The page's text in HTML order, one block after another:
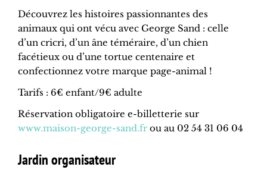
Découvrez les histoires passionnantes des
animaux qui ont vécu avec George Sand : celle
d’un cricri, d’un âne téméraire, d’un chien
facétieux ou d’une tortue centenaire et
confectionnez votre marque page-animal !
Tarifs : 6€ enfant/9€ adulte
Réservation obligatoire e-billetterie sur
www.maison-george-sand.fr ou au 02 54 31 06 04
Jardin organisateur